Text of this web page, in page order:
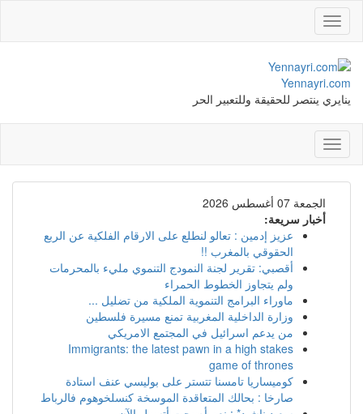
Toggle
navigation
Yennayri.com
ينايري ينتصر للحقيقة وللتعبير الحر
Toggle
navigation
الجمعة 07 أغسطس 2026
أخبار سريعة:
عزيز إدمين : تعالو لنطلع على الارقام الفلكية عن الربع
الحقوقي بالمغرب !!
أقصبي: تقرير لجنة النمودج التنموي مليء بالمحرمات
ولم يتجاوز الخطوط الحمراء
ماوراء البرامج التنموية الملكية من تضليل ...
وزارة الداخلية المغربية تمنع مسيرة فلسطين
من يدعم اسرائيل في المجتمع الامريكي
Immigrants: the latest pawn in a high stakes
game of thrones
كوميساريا تامسنا تتستر على بوليسي عنف استادة
صارخا : بحالك المتعاقدة الموسخة كنسلخوهوم فالرباط